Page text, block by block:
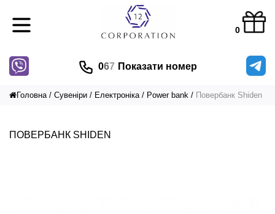
0
067 Показати номер
Головна Сувеніри Електроніка Power bank Повербанк Shiden
ПОВЕРБАНК SHIDEN